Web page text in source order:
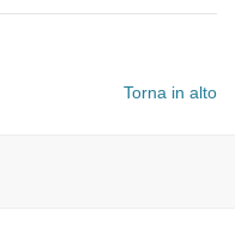
Torna in alto